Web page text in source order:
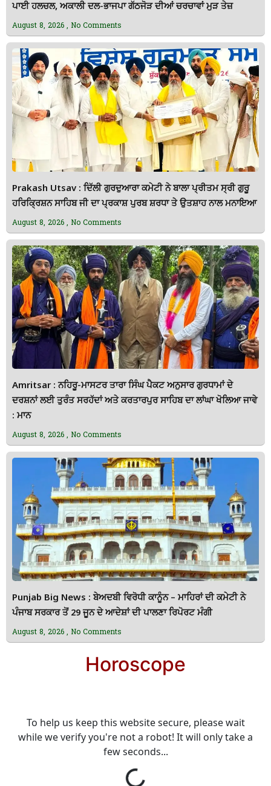
ਪਾਈ ਹਲਚਲ, ਅਕਾਲੀ ਦਲ-ਭਾਜਪਾ ਗੱਠਜੋੜ ਦੀਆਂ ਚਰਚਾਵਾਂ ਮੁੜ ਤੇਜ਼
August 8, 2026 No Comments
Prakash Utsav : ਦਿੱਲੀ ਗੁਰਦੁਆਰਾ ਕਮੇਟੀ ਨੇ ਬਾਲਾ ਪ੍ਰੀਤਮ ਸ੍ਰੀ ਗੁਰੂ
ਹਰਿਕ੍ਰਿਸ਼ਨ ਸਾਹਿਬ ਜੀ ਦਾ ਪ੍ਰਕਾਸ਼ ਪੁਰਬ ਸ਼ਰਧਾ ਤੇ ਉਤਸ਼ਾਹ ਨਾਲ ਮਨਾਇਆ
August 8, 2026 No Comments
Amritsar : ਨਹਿਰੂ-ਮਾਸਟਰ ਤਾਰਾ ਸਿੰਘ ਪੈਕਟ ਅਨੁਸਾਰ ਗੁਰਧਾਮਾਂ ਦੇ
ਦਰਸ਼ਨਾਂ ਲਈ ਤੁਰੰਤ ਸਰਹੱਦਾਂ ਅਤੇ ਕਰਤਾਰਪੁਰ ਸਾਹਿਬ ਦਾ ਲਾਂਘਾ ਖੋਲਿਆ ਜਾਵੇ
: ਮਾਨ
August 8, 2026 No Comments
Punjab Big News : ਬੇਅਦਬੀ ਵਿਰੋਧੀ ਕਾਨੂੰਨ – ਮਾਹਿਰਾਂ ਦੀ ਕਮੇਟੀ ਨੇ
ਪੰਜਾਬ ਸਰਕਾਰ ਤੋਂ 29 ਜੂਨ ਦੇ ਆਦੇਸ਼ਾਂ ਦੀ ਪਾਲਣਾ ਰਿਪੋਰਟ ਮੰਗੀ
August 8, 2026 No Comments
Horoscope